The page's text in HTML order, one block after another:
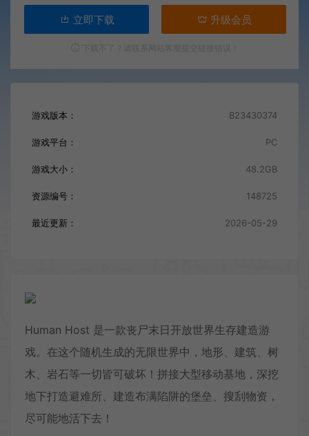
立即下载 升级会员
游戏版本： B23430374
游戏平台： PC
游戏大小： 48.2GB
资源编号： 148725
最近更新： 2026-05-29
Human Host 是一款丧尸末日开放世界生存建造游
戏。在这个随机生成的无限世界中，地形、建筑、树
木、岩石等一切皆可破坏！拼接大型移动基地，深挖
地下打造避难所、建造布满陷阱的堡垒、搜刮物资，
尽可能地活下去！